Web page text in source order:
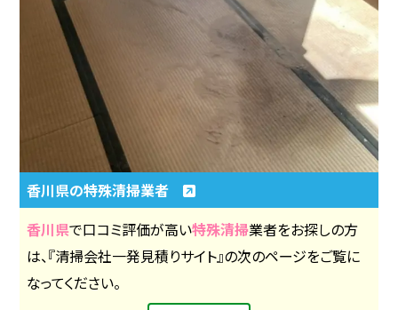
香川県の特殊清掃業者
香川県で口コミ評価が高い特殊清掃業者をお探しの方
は、『清掃会社一発見積りサイト』の次のページをご覧に
なってください。